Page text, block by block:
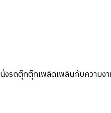
รถตุ๊กตุ๊กเพลิดเพลินกับความงา